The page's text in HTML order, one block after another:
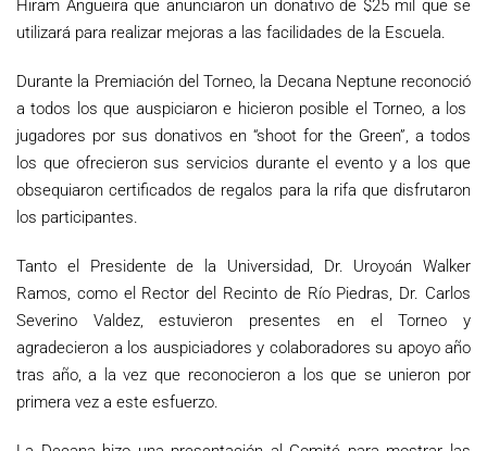
Hiram Angueira que anunciaron un donativo de $25 mil que se
utilizará para realizar mejoras a las facilidades de la Escuela.
Durante la Premiación del Torneo, la Decana Neptune reconoció
a todos los que auspiciaron e hicieron posible el Torneo, a los
jugadores por sus donativos en “shoot for the Green”, a todos
los que ofrecieron sus servicios durante el evento y a los que
obsequiaron certificados de regalos para la rifa que disfrutaron
los participantes.
Tanto el Presidente de la Universidad, Dr. Uroyoán Walker
Ramos, como el Rector del Recinto de Río Piedras, Dr. Carlos
Severino Valdez, estuvieron presentes en el Torneo y
agradecieron a los auspiciadores y colaboradores su apoyo año
tras año, a la vez que reconocieron a los que se unieron por
primera vez a este esfuerzo.